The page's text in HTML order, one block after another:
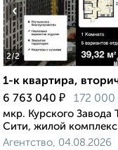
2/2
‹
1-к квартира,
6 763 040 ₽ 172 000
мкр. Курского Завода
Сити, жилой
Агентство, 04.08.2026